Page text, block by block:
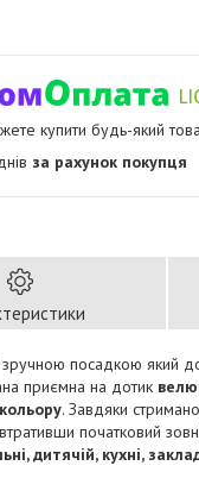
купити будь-який
за рахунок покупця
посадкою який
приємна на дотик
. Завдяки
початковий
дитячій, кухні,